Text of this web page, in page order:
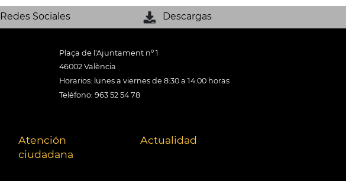
Redes Sociales Descargas
Plaça de l'Ajuntament nº 1
46002 València
Horarios: lunes a viernes de 8:30 a 14:00 horas
Teléfono: 963 52 54 78
Atención
ciudadana
Actualidad